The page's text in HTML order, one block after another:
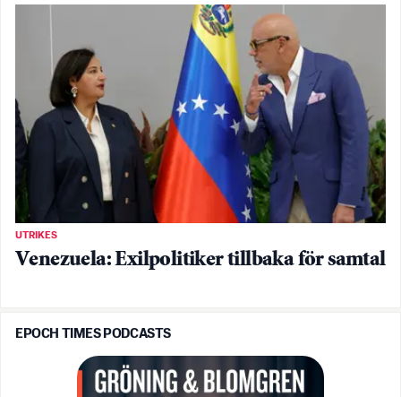
UTRIKES
Venezuela: Exilpolitiker tillbaka för samtal
EPOCH TIMES PODCASTS